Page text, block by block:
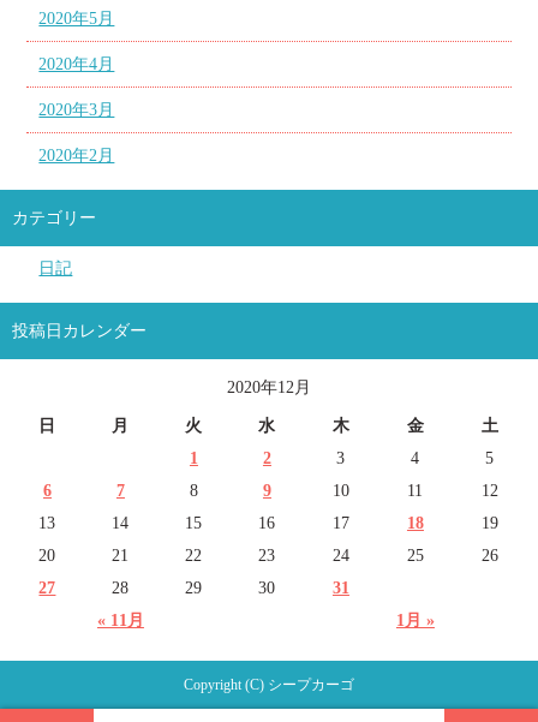
2020年5月
2020年4月
2020年3月
2020年2月
カテゴリー
日記
投稿日カレンダー
2020年12月
日 月 火 水 木 金 土
« 11月 1月 »
1 2 3 4
5
6
7 8 9 10 11
12
13
14 15 16 17 18
19
20
21 22 23 24 25
26
27
28 29 30 31
Copyright (C) シープカーゴ